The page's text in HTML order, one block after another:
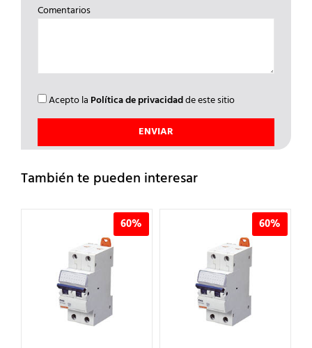
Comentarios
Acepto la Política de privacidadde este sitio
También te pueden interesar
60% 60%